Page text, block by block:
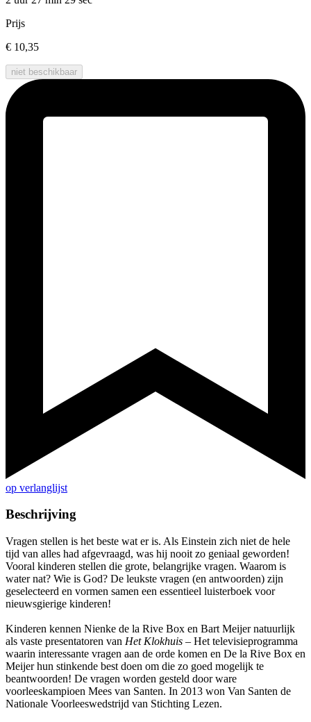
Prijs
€ 10,35
niet beschikbaar
op verlanglijst
Beschrijving
Vragen stellen is het beste wat er is. Als Einstein zich niet de hele
tijd van alles had afgevraagd, was hij nooit zo geniaal geworden!
Vooral kinderen stellen die grote, belangrijke vragen. Waarom is
water nat? Wie is God? De leukste vragen (en antwoorden) zijn
geselecteerd en vormen samen een essentieel luisterboek voor
nieuwsgierige kinderen!
Kinderen kennen Nienke de la Rive Box en Bart Meijer natuurlijk
als vaste presentatoren van Het Klokhuis – Het televisieprogramma
waarin interessante vragen aan de orde komen en De la Rive Box en
Meijer hun stinkende best doen om die zo goed mogelijk te
beantwoorden! De vragen worden gesteld door ware
voorleeskampioen Mees van Santen. In 2013 won Van Santen de
Nationale Voorleeswedstrijd van Stichting Lezen.